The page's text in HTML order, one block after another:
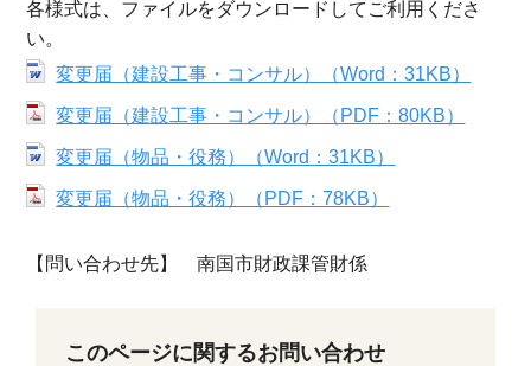
各様式は、ファイルをダウンロードしてご利用くださ
い。
変更届（建設工事・コンサル）（Word：31KB）
変更届（建設工事・コンサル）（PDF：80KB）
変更届（物品・役務）（Word：31KB）
変更届（物品・役務）（PDF：78KB）
【問い合わせ先】 南国市財政課管財係
このページに関するお問い合わせ